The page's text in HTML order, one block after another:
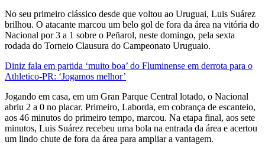
No seu primeiro clássico desde que voltou ao Uruguai, Luis Suárez
brilhou. O atacante marcou um belo gol de fora da área na vitória do
Nacional por 3 a 1 sobre o Peñarol, neste domingo, pela sexta
rodada do Torneio Clausura do Campeonato Uruguaio.
Diniz fala em partida ‘muito boa’ do Fluminense em derrota para o
Athletico-PR: ‘Jogamos melhor’
Jogando em casa, em um Gran Parque Central lotado, o Nacional
abriu 2 a 0 no placar. Primeiro, Laborda, em cobrança de escanteio,
aos 46 minutos do primeiro tempo, marcou. Na etapa final, aos sete
minutos, Luis Suárez recebeu uma bola na entrada da área e acertou
um lindo chute de fora da área para ampliar a vantagem.